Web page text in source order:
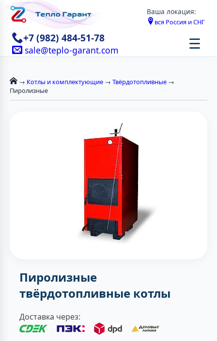
Ваша локация:
вся Россия и СНГ
+7 (982) 484-51-78
sale@teplo-garant.com ☰
→ Котлы и комплектующие → Твёрдотопливные →
Пиролизные
Пиролизные
твёрдотопливные котлы
Доставка через: